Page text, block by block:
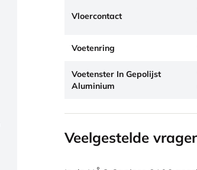
Vloercontact
Voetenring
Voetenster In Gepolijst
Aluminium
Veelgestelde